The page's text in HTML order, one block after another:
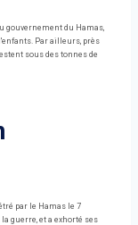
gouvernement du Hamas,
Par ailleurs, près
sous des tonnes de
par le Hamas le 7
guerre, et a exhorté ses